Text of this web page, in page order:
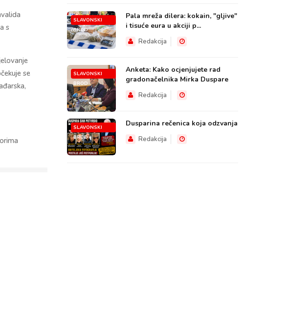
s
se
,
SLAVONSKI
BROD
Pala mreža dilera: kokain, "gljive"
i tisuće eura u akciji p...
Redakcija
SLAVONSKI
BROD
Anketa: Kako ocjenjujete rad
gradonačelnika Mirka Duspare
Redakcija
SLAVONSKI
BROD
Dusparina rečenica koja odzvanja
Redakcija